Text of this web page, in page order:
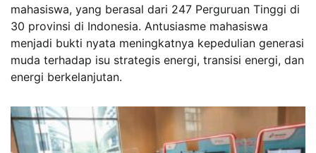
mahasiswa, yang berasal dari 247 Perguruan Tinggi di
30 provinsi di Indonesia. Antusiasme mahasiswa
menjadi bukti nyata meningkatnya kepedulian generasi
muda terhadap isu strategis energi, transisi energi, dan
energi berkelanjutan.